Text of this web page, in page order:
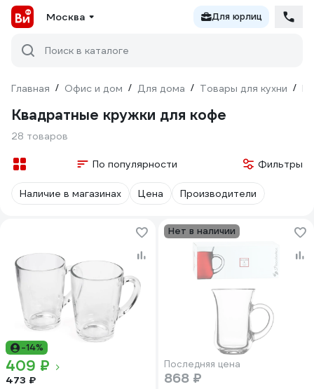
Москва Для юрлиц
Поиск в каталоге
Главная / Офис и дом / Для дома / Товары для кухни /
Квадратные кружки для кофе
28 товаров
По популярности Фильтры
Наличие в магазинах Цена Производители
-14%
409 ₽
473 ₽
Нет в наличии
Последняя цена
868 ₽